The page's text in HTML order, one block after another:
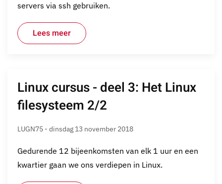
servers via ssh gebruiken.
Lees meer
Linux cursus - deel 3: Het Linux
filesysteem 2/2
LUGN75 - dinsdag 13 november 2018
Gedurende 12 bijeenkomsten van elk 1 uur en een
kwartier gaan we ons verdiepen in Linux.